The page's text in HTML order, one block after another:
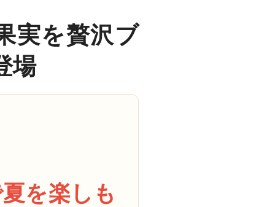
実を贅沢ブ
場
を楽しも